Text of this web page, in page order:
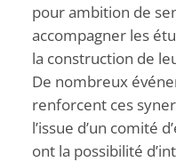
pour ambition de
accompagner les
la construction de
De nombreux
renforcent ces
l’issue d’un comité
ont la possibilité